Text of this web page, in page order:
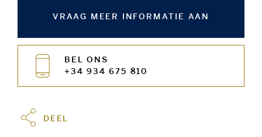
VRAAG MEER INFORMATIE AAN
BEL ONS
+34 934 675 810
DEEL